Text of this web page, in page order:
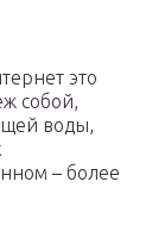
это
собой,
воды,
– более